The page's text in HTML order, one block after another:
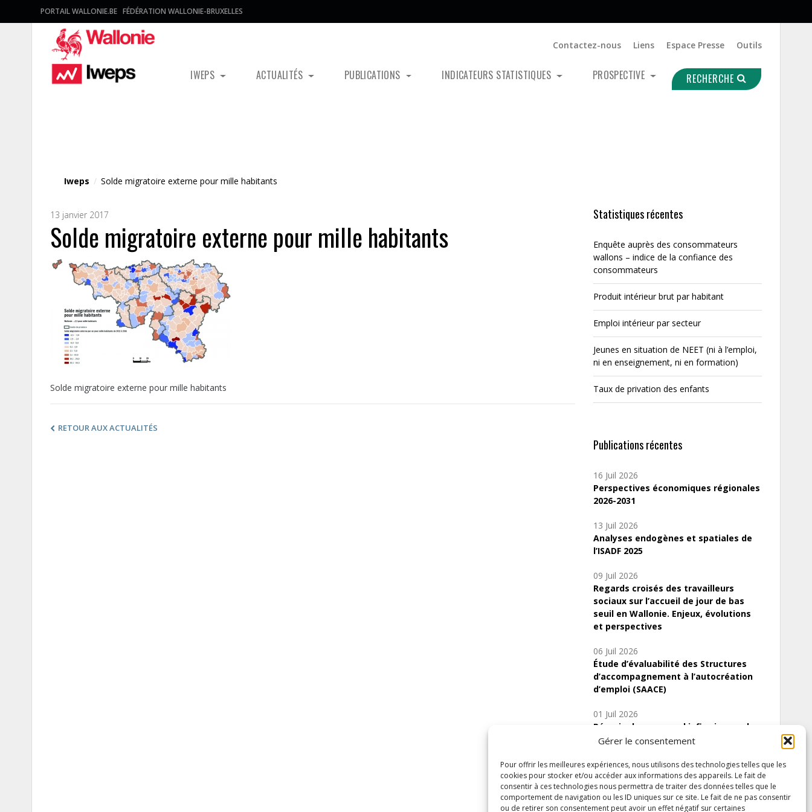
Gérer le consentement
Pour offrir les meilleures expériences, nous utilisons des technologies telles que les
cookies pour stocker et/ou accéder aux informations des appareils. Le fait de
consentir à ces technologies nous permettra de traiter des données telles que le
comportement de navigation ou les ID uniques sur ce site. Le fait de ne pas consentir
ou de retirer son consentement peut avoir un effet négatif sur certaines
PORTAIL WALLONIE.BE FÉDÉRATION WALLONIE-BRUXELLES
Contactez-nous Liens Espace Presse Outils
IWEPS ACTUALITÉS PUBLICATIONS INDICATEURS STATISTIQUES PROSPECTIVE RECHERCHE
Iweps / Solde migratoire externe pour mille habitants
13 janvier 2017
Solde migratoire externe pour mille habitants
Solde migratoire externe pour mille habitants
RETOUR AUX ACTUALITÉS
Statistiques récentes
Enquête auprès des consommateurs
wallons – indice de la confiance des
consommateurs
Produit intérieur brut par habitant
Emploi intérieur par secteur
Jeunes en situation de NEET (ni à l’emploi,
ni en enseignement, ni en formation)
Taux de privation des enfants
Publications récentes
16 Juil 2026
Perspectives économiques régionales
2026-2031
13 Juil 2026
Analyses endogènes et spatiales de
l’ISADF 2025
09 Juil 2026
Regards croisés des travailleurs
sociaux sur l’accueil de jour de bas
seuil en Wallonie. Enjeux, évolutions
et perspectives
06 Juil 2026
Étude d’évaluabilité des Structures
d’accompagnement à l’autocréation
d’emploi (SAACE)
01 Juil 2026
Pénurie du personnel infirmier :quels
indicateurs d’offre de soins pour
Inscrivez-vous à notre newsletter